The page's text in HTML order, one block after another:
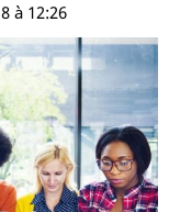
à 12:26